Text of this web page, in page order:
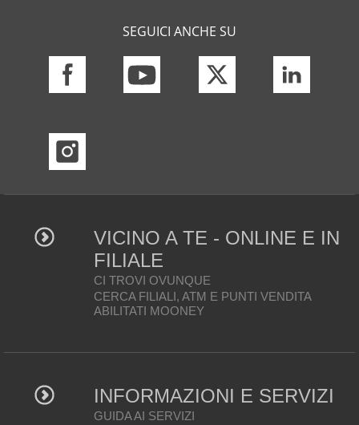
SEGUICI ANCHE SU
VICINO A TE - ONLINE E IN
FILIALE
CI TROVI OVUNQUE
CERCA FILIALI, ATM E PUNTI VENDITA
ABILITATI MOONEY
INFORMAZIONI E SERVIZI
GUIDA AI SERVIZI